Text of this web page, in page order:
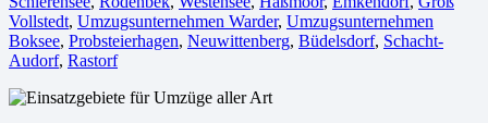
Vollstedt, Umzugsunternehmen Warder, Umzugsunternehmen
Boksee, Probsteierhagen, Neuwittenberg, Büdelsdorf, Schacht-
Audorf, Rastorf